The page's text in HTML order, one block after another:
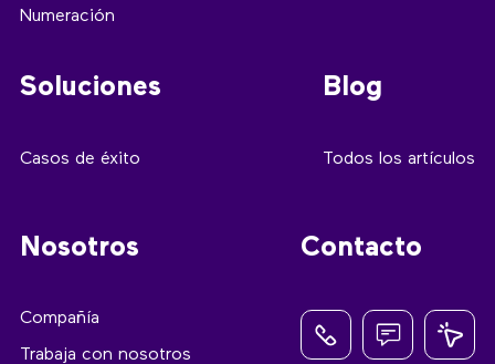
Numeración
Soluciones
Casos de éxito
Blog
Todos los artículos
Nosotros
Compañía
Trabaja con nosotros
Contacto